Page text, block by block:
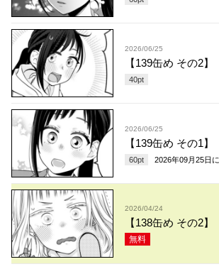
2026/06/25
【139缶め その2】
40pt
2026/06/25
【139缶め その1】
60pt 2026年09月25日
2026/04/24
【138缶め その2】
無料